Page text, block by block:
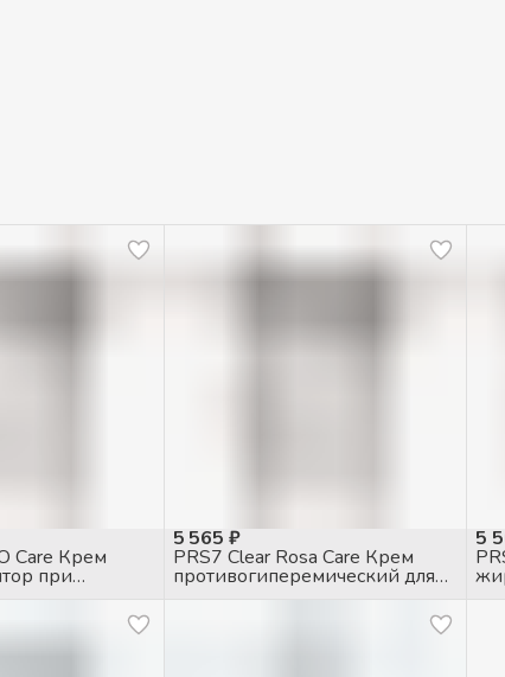
Care Крем
при
5 565 ₽
PRS7 Clear Rosa Care Крем
противогиперемический для
5